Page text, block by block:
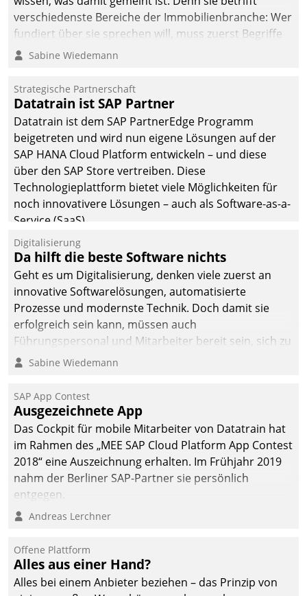
Cloudtechnologie,
bewährte und Startup-
agile Projektmethoden.
verschiedenste Bereiche der Immobilienbranche: Wer
fundiert über sie sprechen will, muss zuerst Begriffe
klären. Ein Aspekt ist die betriebliche Optimierung:
Einsparungen durch optimierte und automatisierte
Prozesse. Doch man darf nicht zu viel erwarten: Allein
mit der Einführung einer neuen Software ist es nicht
getan. Die Digitalisierung erfordert von Unternehmen
die Bereitschaft, sich zu überprüfen, zu hinterfragen
und zu verändern.
Sabine Wiedemann
Strategische Partnerschaft
Datatrain ist SAP Partner
Datatrain ist dem SAP PartnerEdge Programm
beigetreten und wird nun eigene Lösungen auf der
SAP HANA Cloud Platform entwickeln – und diese
über den SAP Store vertreiben. Diese
Technologieplattform bietet viele Möglichkeiten für
noch innovativere Lösungen – auch als Software-as-a-
Service (SaaS).
Digitalisierung
Da hilft die beste Software nichts
Geht es um Digitalisierung, denken viele zuerst an
innovative Softwarelösungen, automatisierte
Prozesse und modernste Technik. Doch damit sie
erfolgreich sein kann, müssen auch
Führungspersonal und Mitarbeiter bereit sein, sich zu
verändern und anzupassen, sonst werden sie an ihr
Sabine Wiedemann
SAP App Contest
Ausgezeichnete App
Das Cockpit für mobile Mitarbeiter von Datatrain hat
im Rahmen des „MEE SAP Cloud Platform App Contest
2018“ eine Auszeichnung erhalten. Im Frühjahr 2019
nahm der Berliner SAP-Partner sie persönlich
entgegen.
Andreas Lerchner
Offene Plattform
Alles aus einer Hand?
Alles bei einem Anbieter beziehen – das Prinzip von